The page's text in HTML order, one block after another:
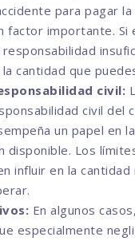
para pagar la
factor importante. Si
cantidad que
civil:
civil del
un papel en
disponible. Los
influir en la cantidad
En algunos
especialmente